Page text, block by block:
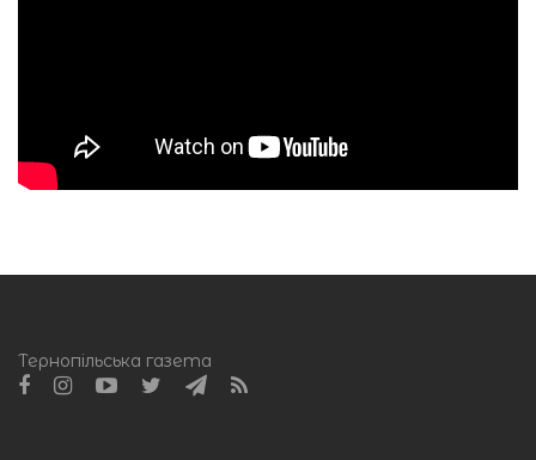
Тернопільська газета